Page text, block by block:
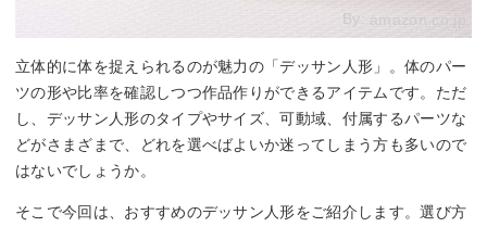
By: amazon.co.jp
立体的に体を捉えられるのが魅力の「デッサン人形」。体のパー
ツの形や比率を確認しつつ作品作りができるアイテムです。ただ
し、デッサン人形のタイプやサイズ、可動域、付属するパーツな
どがさまざまで、どれを選べばよいか迷ってしまう方も多いので
はないでしょうか。
そこで今回は、おすすめのデッサン人形をご紹介します。選び方